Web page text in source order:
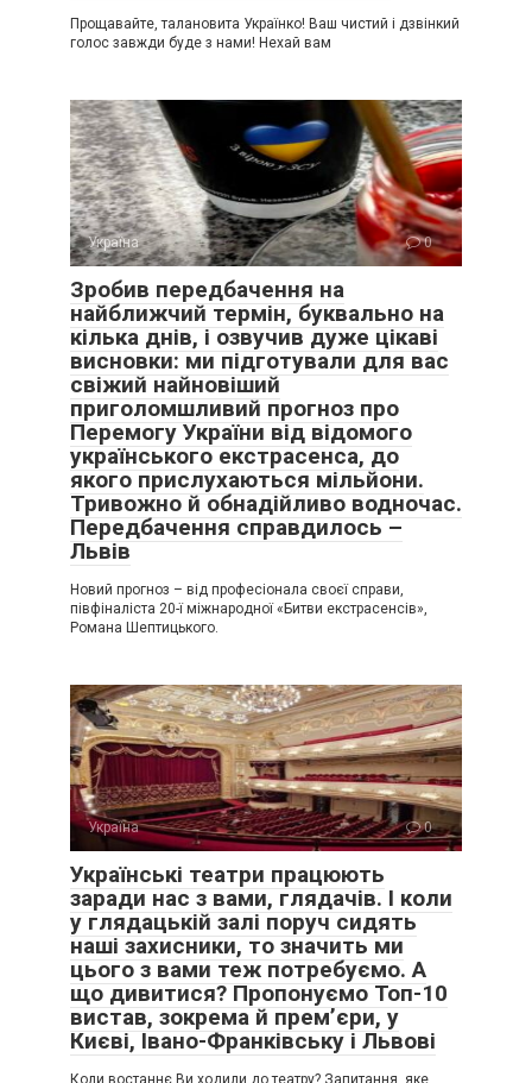
Прощавайте, талановита Українко! Ваш чистий і дзвінкий
голос завжди буде з нами! Нехай вам
Україна 0
Зробив передбачення на
найближчий термін, буквально на
кілька днів, і озвучив дуже цікаві
висновки: ми підготували для вас
свіжий найновіший
приголомшливий прогноз про
Перемогу України від відомого
українського екстрасенса, до
якого прислухаються мільйони.
Тривожно й обнадійливо водночас.
Передбачення справдилось –
Львів
Новий прогноз – від професіонала своєї справи,
півфіналіста 20-ї міжнародної «Битви екстрасенсів»,
Романа Шептицького.
Україна 0
Українські театри працюють
заради нас з вами, глядачів. І коли
у глядацькій залі поруч сидять
наші захисники, то значить ми
цього з вами теж потребуємо. А
що дивитися? Пропонуємо Топ-10
вистав, зокрема й прем’єри, у
Києві, Івано-Франківську і Львові
Коли востаннє Ви ходили до театру? Запитання, яке,